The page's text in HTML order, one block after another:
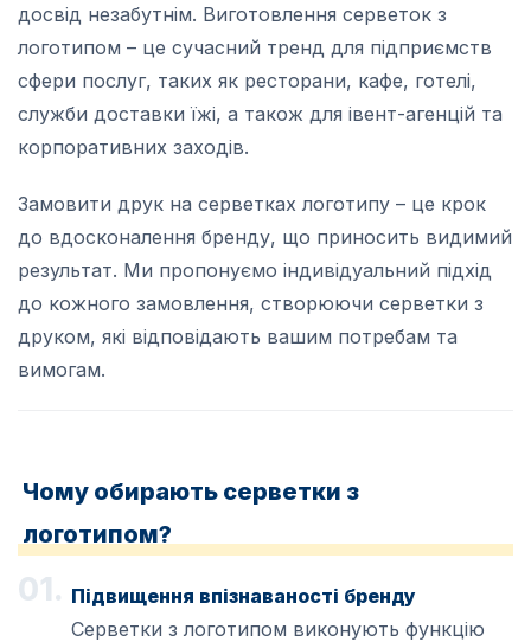
досвід незабутнім. Виготовлення серветок з
логотипом – це сучасний тренд для підприємств
сфери послуг, таких як ресторани, кафе, готелі,
служби доставки їжі, а також для івент-агенцій та
корпоративних заходів.
Замовити друк на серветках логотипу – це крок
до вдосконалення бренду, що приносить видимий
результат. Ми пропонуємо індивідуальний підхід
до кожного замовлення, створюючи серветки з
друком, які відповідають вашим потребам та
вимогам.
Чому обирають серветки з
логотипом?
Підвищення впізнаваності бренду
Серветки з логотипом виконують функцію